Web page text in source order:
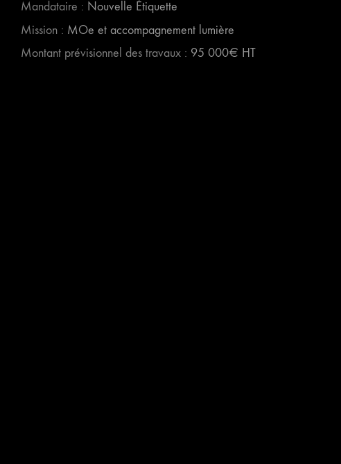
Mandataire : Nouvelle Étiquette
Mission : MOe et accompagnement lumière
Montant prévisionnel des travaux : 95 000€ HT